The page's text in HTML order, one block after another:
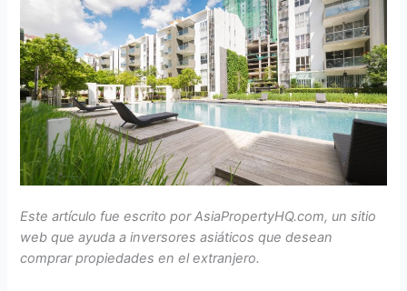
Este artículo fue escrito por AsiaPropertyHQ.com, un sitio
web que ayuda a inversores asiáticos que desean
comprar propiedades en el extranjero.